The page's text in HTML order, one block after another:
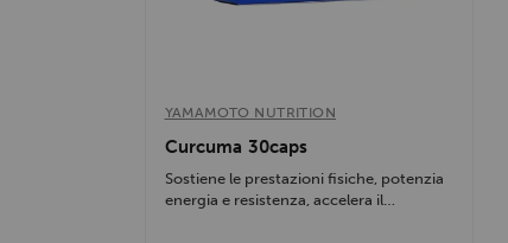
YAMAMOTO NUTRITION
Curcuma 30caps
Sostiene le prestazioni fisiche, potenzia
energia e resistenza, accelera il